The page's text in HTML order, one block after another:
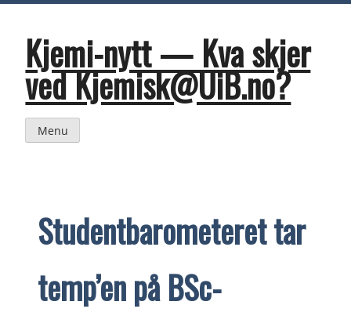
Skip
contentKjemi-nytt — Kva skjer
ved Kjemisk@UiB.no?
Menu
Studentbarometeret tar
temp’en på BSc-